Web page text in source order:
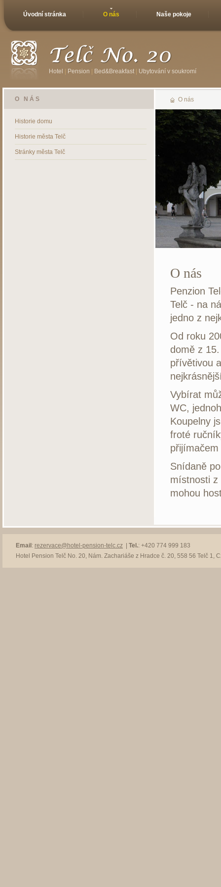
Úvodní stránka O nás Naše pokoje
Hotel Pension Bed&Breakfast Ubytování v soukromí
O NÁS
Historie domu
Historie města Telč
Stránky města Telč
O nás
O nás
Penzion
Telč - na
jedno z
Od roku
domě z
přívětivou
Vybírat
WC,
Koupelny
froté
Snídaně
místnosti
mohou
Email : rezervace@hotel-pension-telc.cz Tel.: +420 774 999 183
Hotel Pension Telč No. 20, Nám. Zachariáše z Hradce č. 20, 558 56 Telč 1,